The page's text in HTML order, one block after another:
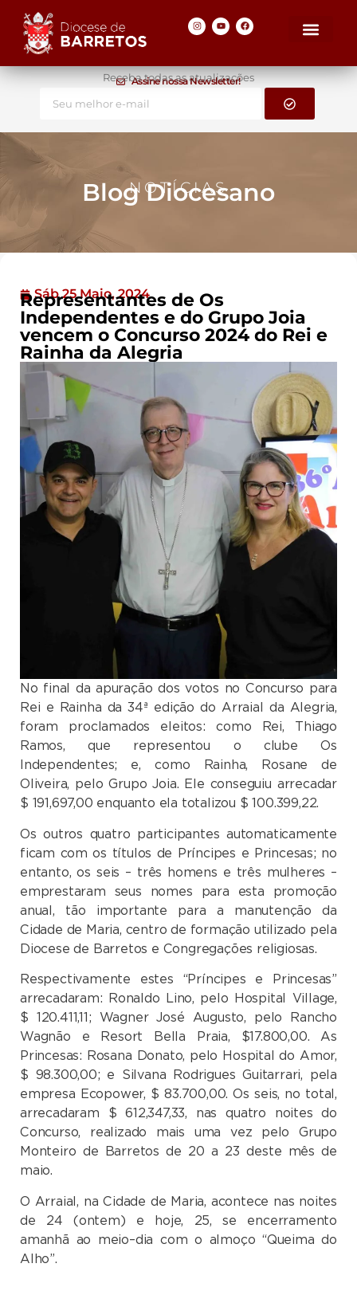
Assine nossa Newsletter!
Receba todas as atualizações
NOTÍCIAS
Blog Diocesano
Sáb 25 Maio, 2024
Representantes de Os
Independentes e do Grupo Joia
vencem o Concurso 2024 do Rei e
Rainha da Alegria
No final da apuração dos votos no Concurso para
Rei e Rainha da 34ª edição do Arraial da Alegria,
foram proclamados eleitos: como Rei, Thiago
Ramos, que representou o clube Os
Independentes; e, como Rainha, Rosane de
Oliveira, pelo Grupo Joia. Ele conseguiu arrecadar
$ 191,697,00 enquanto ela totalizou $ 100.399,22.
Os outros quatro participantes automaticamente
ficam com os títulos de Príncipes e Princesas; no
entanto, os seis – três homens e três mulheres –
emprestaram seus nomes para esta promoção
anual, tão importante para a manutenção da
Cidade de Maria, centro de formação utilizado pela
Diocese de Barretos e Congregações religiosas.
Respectivamente estes “Príncipes e Princesas”
arrecadaram: Ronaldo Lino, pelo Hospital Village,
$ 120.411,11; Wagner José Augusto, pelo Rancho
Wagnão e Resort Bella Praia, $17.800,00. As
Princesas: Rosana Donato, pelo Hospital do Amor,
$ 98.300,00; e Silvana Rodrigues Guitarrari, pela
empresa Ecopower, $ 83.700,00. Os seis, no total,
arrecadaram $ 612,347,33, nas quatro noites do
Concurso, realizado mais uma vez pelo Grupo
Monteiro de Barretos de 20 a 23 deste mês de
maio.
O Arraial, na Cidade de Maria, acontece nas noites
de 24 (ontem) e hoje, 25, se encerramento
amanhã ao meio–dia com o almoço “Queima do
Alho”.